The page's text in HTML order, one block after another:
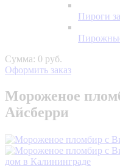
Пироги
Сумма: 0 руб.
Оформить заказ
Мороженое
Айсберри